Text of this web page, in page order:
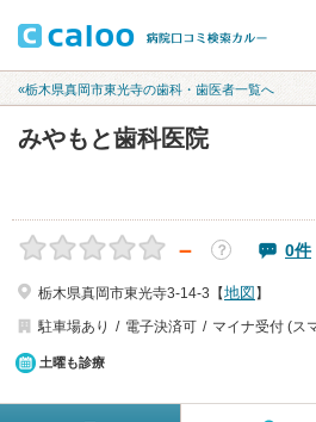
«栃木県真岡市東光寺の歯科・歯医者一覧へ
みやもと歯科医院
－ ？ 0件
栃木県真岡市東光寺3-14-3【地図 】
駐車場あり
電子決済可 マイナ受付 (ス
土曜も診療